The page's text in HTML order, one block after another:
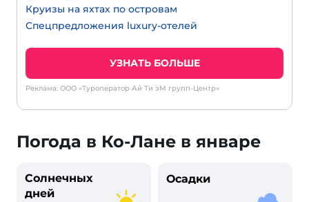
Круизы на яхтах по островам
Спецпредложения luxury-отелей
УЗНАТЬ БОЛЬШЕ
Реклама: ООО «Туроператор Ай Ти эМ групп-Центр»
Погода в Ко-Лане в январе
Солнечных
дней
Осадки